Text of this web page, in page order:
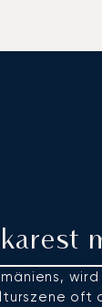
oft